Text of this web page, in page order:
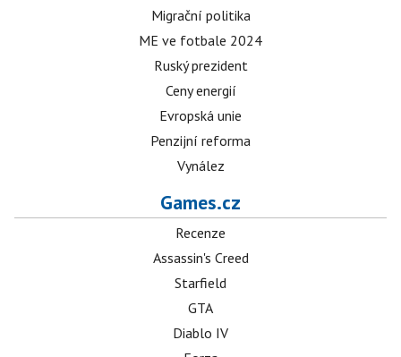
Migrační politika
ME ve fotbale 2024
Ruský prezident
Ceny energií
Evropská unie
Penzijní reforma
Vynález
Games.cz
Recenze
Assassin's Creed
Starfield
GTA
Diablo IV